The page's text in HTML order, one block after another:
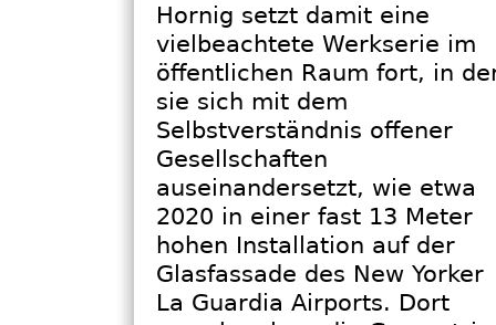
Hornig setzt damit eine
vielbeachtete Werkserie im
öffentlichen Raum fort, in
sie sich mit dem
Selbstverständnis offener
Gesellschaften
auseinandersetzt, wie etwa
2020 in einer fast 13 Meter
hohen Installation auf der
Glasfassade des New Yorker
La Guardia Airports. Dort